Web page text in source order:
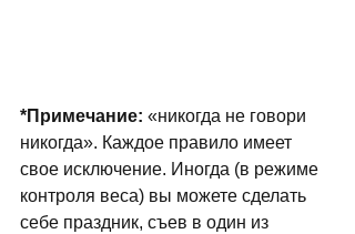
*Примечание: «никогда не говори
никогда». Каждое правило имеет
свое исключение. Иногда (в режиме
контроля веса) вы можете сделать
себе праздник, съев в один из